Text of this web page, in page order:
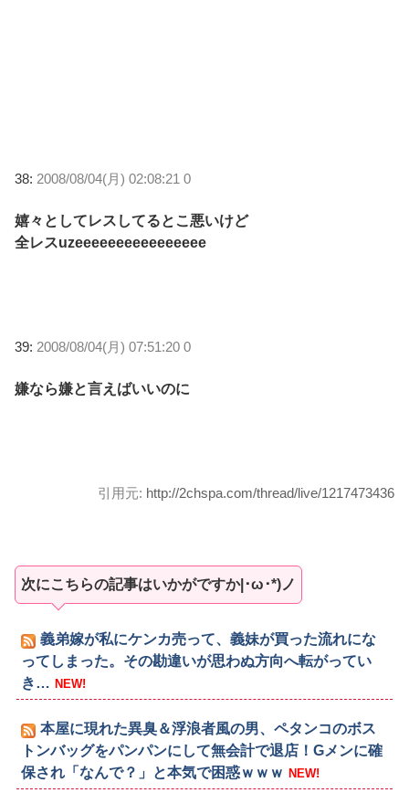
38: 2008/08/04(月) 02:08:21 0
嬉々としてレスしてるとこ悪いけど
全レスuzeeeeeeeeeeeeeeee
39: 2008/08/04(月) 07:51:20 0
嫌なら嫌と言えばいいのに
引用元: http://2chspa.com/thread/live/1217473436
次にこちらの記事はいかがですか|･ω･*)ノ
義弟嫁が私にケンカ売って、義妹が買った流れにな
ってしまった。その勘違いが思わぬ方向へ転がってい
き… NEW!
本屋に現れた異臭＆浮浪者風の男、ペタンコのボス
トンバッグをパンパンにして無会計で退店！Gメンに確
保され「なんで？」と本気で困惑ｗｗｗ NEW!